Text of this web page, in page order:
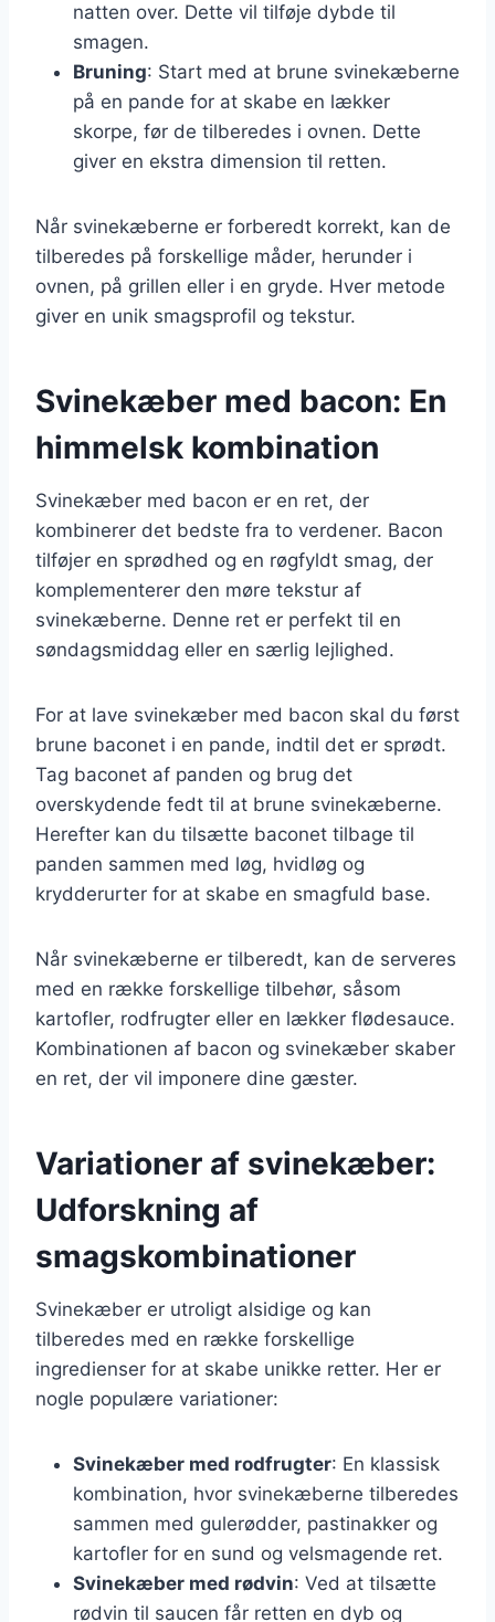
natten over. Dette vil tilføje dybde til
smagen.
Bruning: Start med at brune svinekæberne
på en pande for at skabe en lækker
skorpe, før de tilberedes i ovnen. Dette
giver en ekstra dimension til retten.
Når svinekæberne er forberedt korrekt, kan de
tilberedes på forskellige måder, herunder i
ovnen, på grillen eller i en gryde. Hver metode
giver en unik smagsprofil og tekstur.
Svinekæber med bacon: En
himmelsk kombination
Svinekæber med bacon er en ret, der
kombinerer det bedste fra to verdener. Bacon
tilføjer en sprødhed og en røgfyldt smag, der
komplementerer den møre tekstur af
svinekæberne. Denne ret er perfekt til en
søndagsmiddag eller en særlig lejlighed.
For at lave svinekæber med bacon skal du først
brune baconet i en pande, indtil det er sprødt.
Tag baconet af panden og brug det
overskydende fedt til at brune svinekæberne.
Herefter kan du tilsætte baconet tilbage til
panden sammen med løg, hvidløg og
krydderurter for at skabe en smagfuld base.
Når svinekæberne er tilberedt, kan de serveres
med en række forskellige tilbehør, såsom
kartofler, rodfrugter eller en lækker flødesauce.
Kombinationen af bacon og svinekæber skaber
en ret, der vil imponere dine gæster.
Variationer af svinekæber:
Udforskning af
smagskombinationer
Svinekæber er utroligt alsidige og kan
tilberedes med en række forskellige
ingredienser for at skabe unikke retter. Her er
nogle populære variationer:
Svinekæber med rodfrugter: En klassisk
kombination, hvor svinekæberne tilberedes
sammen med gulerødder, pastinakker og
kartofler for en sund og velsmagende ret.
Svinekæber med rødvin: Ved at tilsætte
rødvin til saucen får retten en dyb og